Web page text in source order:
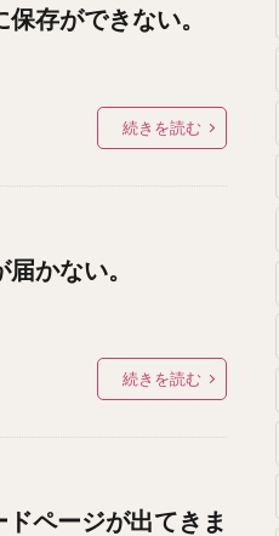
存ができない。
続きを読む
かない。
続きを読む
ページが出てきま